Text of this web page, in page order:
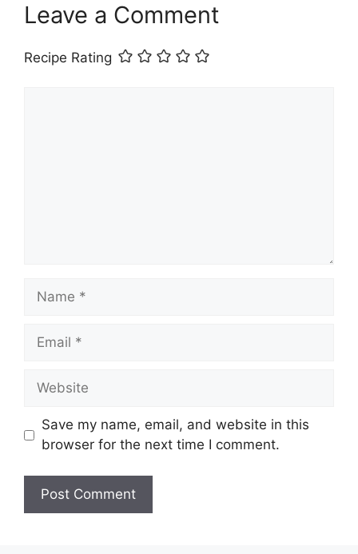
Leave a Comment
Recipe Rating
Name
Email
Website
Save my name, email, and website in this
browser for the next time I comment.